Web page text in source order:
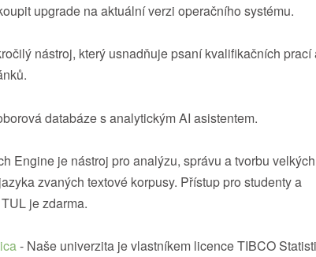
upgrade na aktuální verzi operačního systému.
nástroj, který usnadňuje psaní kvalifikačních prací
databáze s analytickým AI asistentem.
Engine je nástroj pro analýzu, správu a tvorbu
zvaných textové korpusy. Přístup pro studenty a
je zdarma.
- Naše univerzita je vlastníkem licence TIBCO